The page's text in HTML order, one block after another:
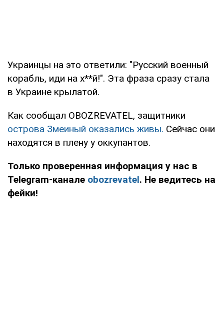
Украинцы на это ответили: "Русский военный
корабль, иди на х**й!". Эта фраза сразу стала
в Украине крылатой.
Как сообщал OBOZREVATEL, защитники
острова Змеиный оказались живы. Сейчас они
находятся в плену у оккупантов.
Только проверенная информация у нас в
Telegram-канале obozrevatel. Не ведитесь на
фейки!